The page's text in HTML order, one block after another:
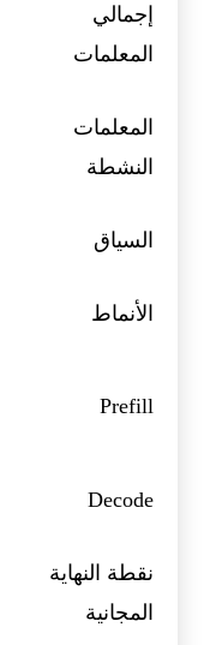
إجمالي
المعلمات
المعلمات
النشطة
السياق
الأنماط
Prefill
Decode
نقطة النهاية
المجانية